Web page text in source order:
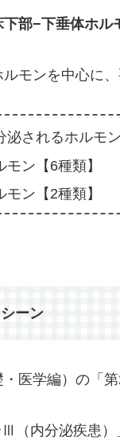
部−下垂体ホル
モンを中心に
泌されるホルモ
モン【6種類】
モン【2種類】
ーン
医学編）の「
Ⅲ（内分泌疾患